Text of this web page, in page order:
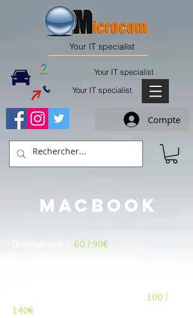
Your IT specialist
Your IT specialist
Your IT specialist
Compte
Macbook
60 / 90€
100 /
140€